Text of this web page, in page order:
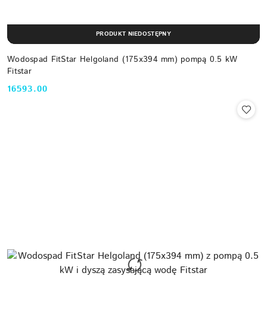
Wodospad FitStar Helgoland (175x394 mm) pompą 0.5 kW
Fitstar
Cena:
16593.00
PRODUKT NIEDOSTĘPNY